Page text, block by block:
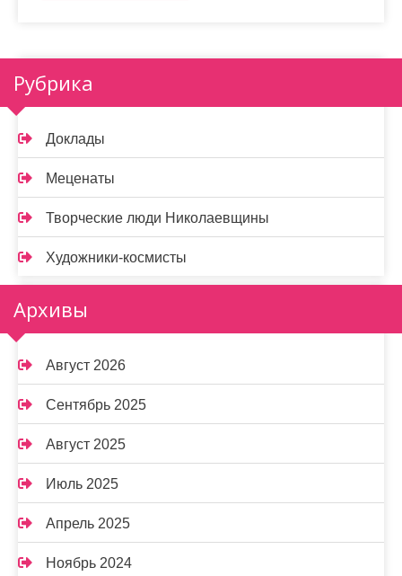
Рубрика
Доклады
Меценаты
Творческие люди Николаевщины
Художники-космисты
Архивы
Август 2026
Сентябрь 2025
Август 2025
Июль 2025
Апрель 2025
Ноябрь 2024